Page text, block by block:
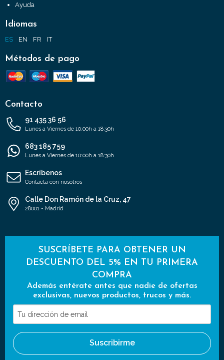
Ayuda
Idiomas
ES EN FR IT
Métodos de pago
Contacto
91 435 36 56
Lunes a Viernes de 10:00h a 18:30h
683 185 759
Lunes a Viernes de 10:00h a 18:30h
Escríbenos
Contacta con nosotros
Calle Don Ramón de la Cruz, 47
28001 - Madrid
SUSCRÍBETE PARA OBTENER UN
DESCUENTO DEL 5% EN TU PRIMERA
COMPRA
Además entérate antes que nadie de ofertas
exclusivas, nuevos productos, trucos y más.
Tu
dirección
de
email
Suscribirme